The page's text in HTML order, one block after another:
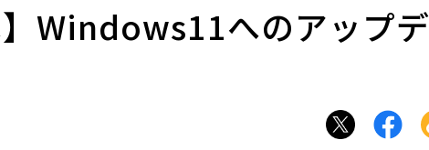
】Windows11へのアップデ